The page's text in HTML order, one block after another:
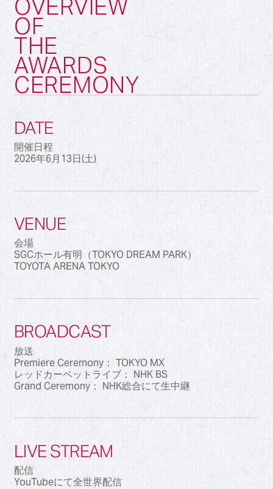
OVERVIEW
OF
THE
AWARDS
CEREMONY
DATE
開催日程
2026年6月13日(土)
VENUE
会場
SGCホール有明（TOKYO DREAM PARK）
TOYOTA ARENA TOKYO
BROADCAST
放送
Premiere Ceremony： TOKYO MX
レッドカーペットライブ： NHK BS
Grand Ceremony： NHK総合にて生中継
LIVE STREAM
配信
YouTubeにて全世界配信